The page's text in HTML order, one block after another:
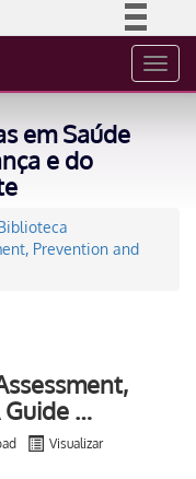
à informação
em Saúde
e do
Prevention and
…
Visualizar